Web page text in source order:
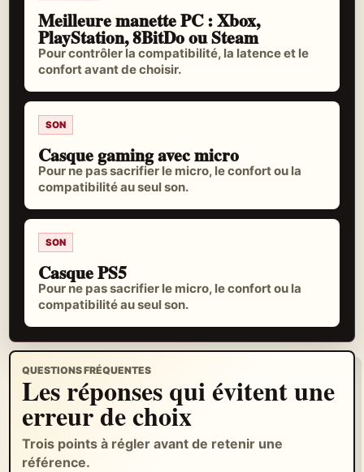
Meilleure manette PC : Xbox,
PlayStation, 8BitDo ou Steam
Pour contrôler la compatibilité, la latence et le
confort avant de choisir.
SON
Casque gaming avec micro
Pour ne pas sacrifier le micro, le confort ou la
compatibilité au seul son.
SON
Casque PS5
Pour ne pas sacrifier le micro, le confort ou la
compatibilité au seul son.
QUESTIONS FRÉQUENTES
Les réponses qui évitent une
erreur de choix
Trois points à régler avant de retenir une
référence.